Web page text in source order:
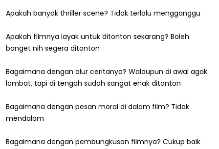
Apakah banyak thriller scene? Tidak terlalu mengganggu
Apakah filmnya layak untuk ditonton sekarang? Boleh
banget nih segera ditonton
Bagaimana dengan alur ceritanya? Walaupun di awal agak
lambat, tapi di tengah sudah sangat enak ditonton
Bagaimana dengan pesan moral di dalam film? Tidak
mendalam
Bagaimana dengan pembungkusan filmnya? Cukup baik